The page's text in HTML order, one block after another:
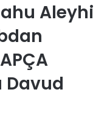
Aleyhi
Davud